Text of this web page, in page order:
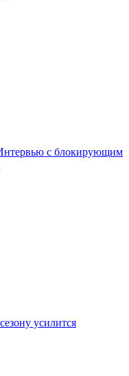
с блокирующим
усилится